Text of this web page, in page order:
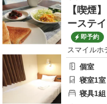
【喫煙
ーステ
即予約
スマイルホ
個室
寝室1室
寝具1組